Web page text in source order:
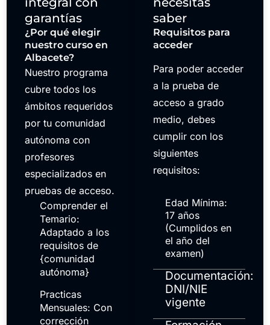
garantías
¿Por qué elegir
nuestro curso en
Albacete?
Nuestro programa
cubre todos los
ámbitos requeridos
por tu comunidad
autónoma con
profesores
especializados en
pruebas de acceso.
Comprender el
Temario:
Adaptado a los
requisitos de
{comunidad
autónoma}
Practicas
Mensuales: Con
corrección
saber
Requisitos para
acceder
Para poder acceder
a la prueba de
acceso a grado
medio, debes
cumplir con los
siguientes
requisitos:
Edad Mínima:
17 años
(Cumplidos en
el año del
examen)
Documentación:
DNI/NIE
vigente